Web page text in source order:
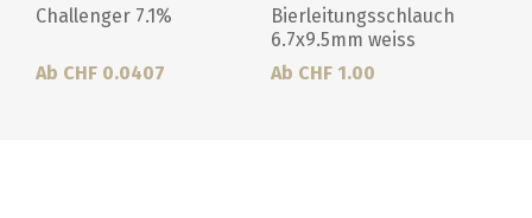
Challenger 7.1%
Ab CHF 0.0407
Bierleitungsschlauch
6.7x9.5mm weiss
Ab CHF 1.00